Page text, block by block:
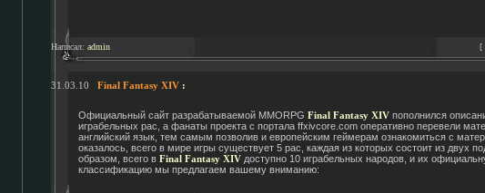
Написал: admin [
31.03.10 Final Fantasy XIV :
Официальный сайт разрабатываемой MMORPG Final Fantasy XIV пополнился
играбельных рас, а фанаты проекта с портала ffxivcore.com оперативно перевели
английский язык, тем самым позволив и европейским геймерам ознакомиться с
оказалось, всего в мире игры существует 5 рас, каждая из которых состоит из двух
образом, всего в Final Fantasy XIV доступно 10 играбельных народов, и их
классификацию мы предлагаем вашему вниманию: